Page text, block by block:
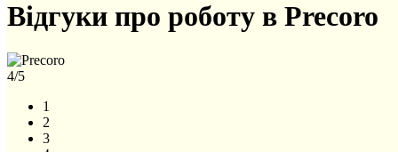
Відгуки про роботу в Precoro
4/5
1
2
3